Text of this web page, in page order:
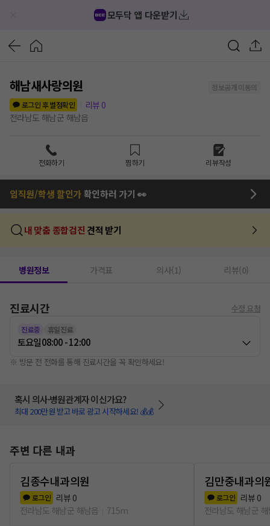
모두닥 앱 다운받기
해남새사랑의원
정보공개 미동의
로그인 후 별점확인
리뷰 0
전라남도 해남군 해남읍
전화하기 찜하기 리뷰작성
임직원/학생 할인가확인하러 가기 👀
내 맞춤 종합검진 견적 받기
병원정보 가격표 의사(1) 리뷰(0)
진료시간 수정 요청
진료중 휴일진료
토요일08:00 - 12:00
※ 방문 전 전화를 통해 진료시간을 꼭 확인하세요!
혹시 의사·병원관계자 이신가요?
최대 200만원 받고 바로 광고 시작하세요! 💰💰
주변 다른 내과
김종수내과의원
로그인 리뷰 0
전라남도 해남군 해남읍
715m
김만중내과의
로그인 리뷰 0
전라남도 해남군